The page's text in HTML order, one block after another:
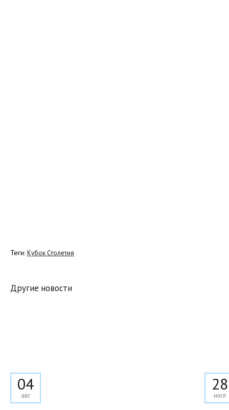
Теги: Кубок Столетия
Другие новости
04
авг
28
июл